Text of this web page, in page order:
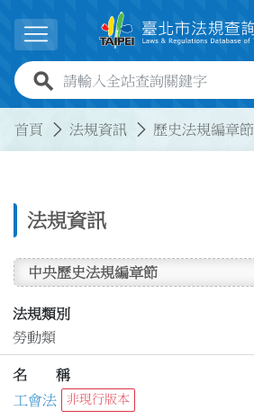
展開選單
全站查詢關鍵字欄位
首頁 法規資訊 歷史法規編章節
法規資訊
中央歷史法規編章節
法規類別
勞動類
名 稱
工會法
非現行版本